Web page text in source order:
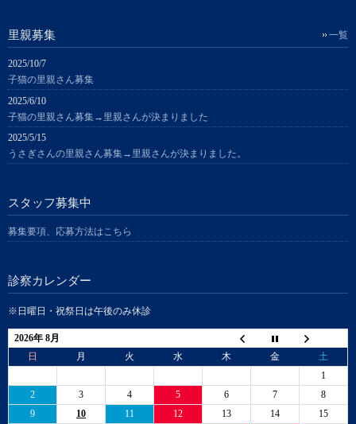
里親募集 一覧
2025/10/7
子猫の里親さん募集
2025/6/10
子猫の里親さん募集→里親さんが決まりました
2025/5/15
うさぎさんの里親さん募集→里親さんが決まりました。
スタッフ募集中
募集要項、応募方法はこちら
診察カレンダー
※日曜日・祝祭日は午後のみ休診
2026年 8月
日
月 火 水 木 金
土
1
2
3 4 5 6 7
8
9
10 11 12 13 14
15